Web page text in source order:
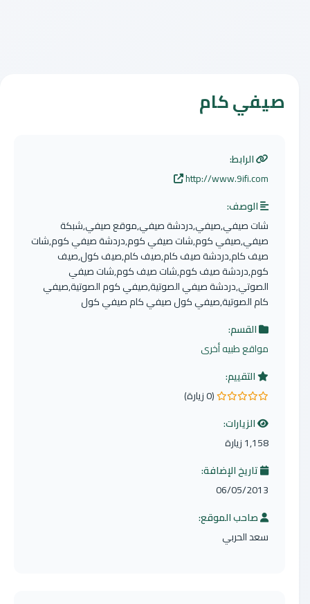
صيفي كام
الرابط:
http://www.9ifi.com
الوصف:
شات صيفي,صيفي,دردشة صيفي,موقع صيفي,شبكة
صيفي,صيفي كوم,شات صيفي كوم,دردشة صيفي كوم,شات
صيف كام,دردشة صيف كام,صيف كام,صيف كول,صيف
كوم,دردشة صيف كوم,شات صيف كوم,شات صيفي
الصوتي,دردشة صيفي الصوتية,صيفي كوم الصوتية,صيفي
كام الصوتية,صيفي كول صيفي كام صيفي كول
القسم:
مواقع طبيه أخرى
التقييم:
0.0 من 5 نجوم
(0 زيارة)
الزيارات:
1,158 زيارة
تاريخ الإضافة:
06/05/2013
صاحب الموقع:
سعد الحربي